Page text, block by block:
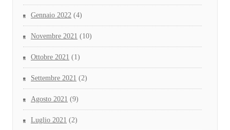
Gennaio 2022 (4)
Novembre 2021 (10)
Ottobre 2021 (1)
Settembre 2021 (2)
Agosto 2021 (9)
Luglio 2021 (2)